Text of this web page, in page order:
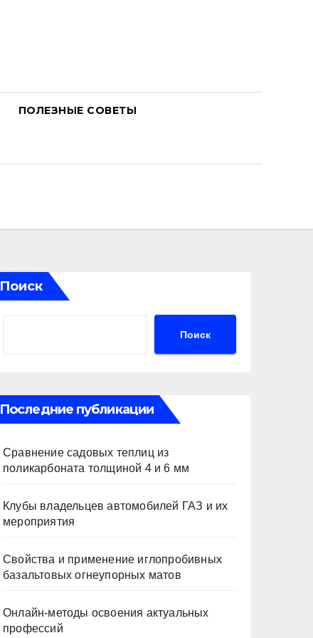
ПОЛЕЗНЫЕ СОВЕТЫ
Поиск
Поиск
Последние публикации
Сравнение садовых теплиц из
поликарбоната толщиной 4 и 6 мм
Клубы владельцев автомобилей ГАЗ и их
мероприятия
Свойства и применение иглопробивных
базальтовых огнеупорных матов
Онлайн-методы освоения актуальных
профессий